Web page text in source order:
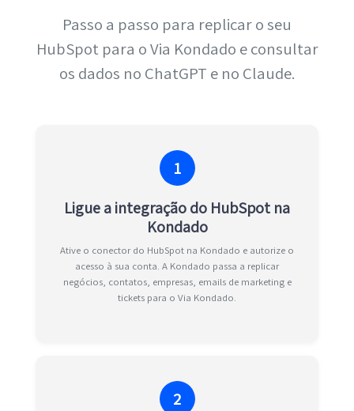
Passo a passo para replicar o seu
HubSpot para o Via Kondado e consultar
os dados no ChatGPT e no Claude.
1
Ligue a integração do HubSpot na
Kondado
Ative o conector do HubSpot na Kondado e autorize o
acesso à sua conta. A Kondado passa a replicar
negócios, contatos, empresas, emails de marketing e
tickets para o Via Kondado.
2